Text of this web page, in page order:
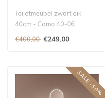
Toiletmeubel zwart eik
40cm - Como 40-06
€400,00 €249,00
SALE -50%